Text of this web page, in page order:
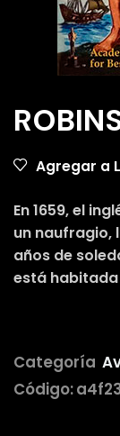
Agregar a
En 1659, el
un naufragio,
años de
está
Categoría
Código: